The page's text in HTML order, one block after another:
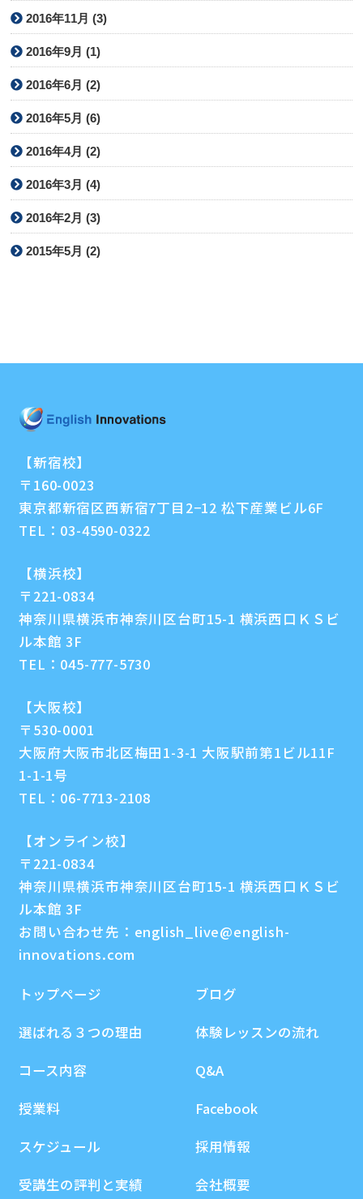
2016年11月 (3)
2016年9月 (1)
2016年6月 (2)
2016年5月 (6)
2016年4月 (2)
2016年3月 (4)
2016年2月 (3)
2015年5月 (2)
【新宿校】
〒160-0023
東京都新宿区西新宿7丁目2−12 松下産業ビル6F
TEL： 03-4590-0322
【横浜校】
〒221-0834
神奈川県横浜市神奈川区台町15-1 横浜西口ＫＳビ
ル本館 3F
TEL： 045-777-5730
【大阪校】
〒530-0001
大阪府大阪市北区梅田1-3-1 大阪駅前第1ビル11F
1-1-1号
TEL： 06-7713-2108
【オンライン校】
〒221-0834
神奈川県横浜市神奈川区台町15-1 横浜西口ＫＳビ
ル本館 3F
お問い合わせ先： english_live@english-
innovations.com
トップページ
選ばれる３つの理由
コース内容
授業料
スケジュール
受講生の評判と実績
ブログ
体験レッスンの流れ
Q&A
Facebook
採用情報
会社概要